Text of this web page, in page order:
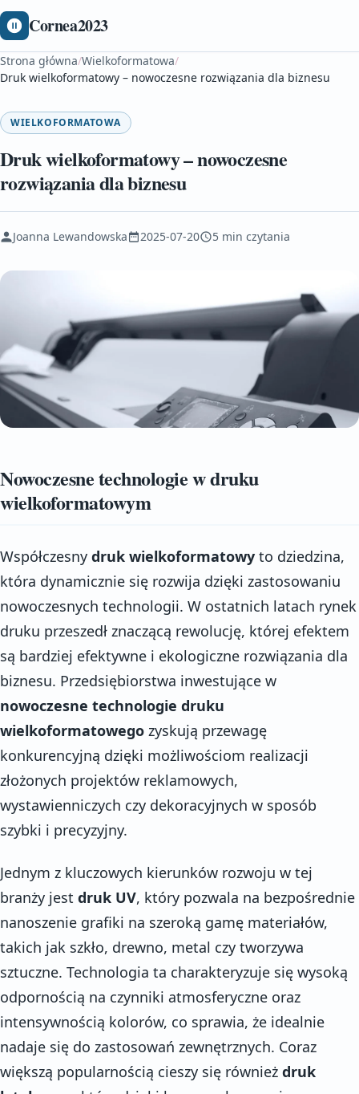
Cornea2023
Strona główna/Wielkoformatowa/
Druk wielkoformatowy – nowoczesne rozwiązania dla biznesu
WIELKOFORMATOWA
Druk wielkoformatowy – nowoczesne
rozwiązania dla biznesu
Joanna Lewandowska 2025-07-20 5 min czytania
Nowoczesne technologie w druku
wielkoformatowym
Współczesny druk wielkoformatowy to dziedzina,
która dynamicznie się rozwija dzięki zastosowaniu
nowoczesnych technologii. W ostatnich latach rynek
druku przeszedł znaczącą rewolucję, której efektem
są bardziej efektywne i ekologiczne rozwiązania dla
biznesu. Przedsiębiorstwa inwestujące w
nowoczesne technologie druku
wielkoformatowego zyskują przewagę
konkurencyjną dzięki możliwościom realizacji
złożonych projektów reklamowych,
wystawienniczych czy dekoracyjnych w sposób
szybki i precyzyjny.
Jednym z kluczowych kierunków rozwoju w tej
branży jest druk UV, który pozwala na bezpośrednie
nanoszenie grafiki na szeroką gamę materiałów,
takich jak szkło, drewno, metal czy tworzywa
sztuczne. Technologia ta charakteryzuje się wysoką
odpornością na czynniki atmosferyczne oraz
intensywnością kolorów, co sprawia, że idealnie
nadaje się do zastosowań zewnętrznych. Coraz
większą popularnością cieszy się również druk